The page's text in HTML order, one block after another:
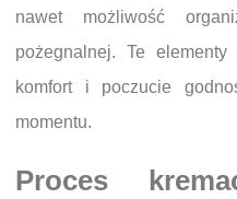
nawet możliwość
pożegnalnej. Te
komfort i poczucie
momentu.
Proces